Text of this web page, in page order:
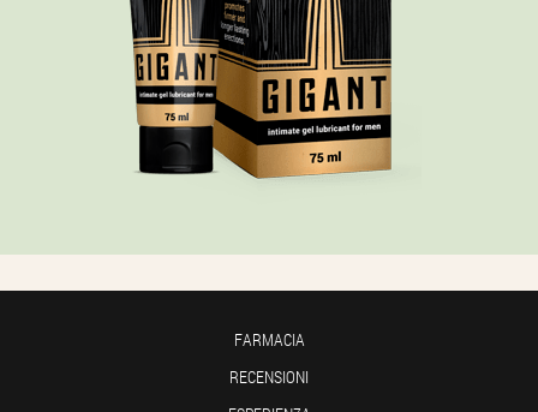
FARMACIA
RECENSIONI